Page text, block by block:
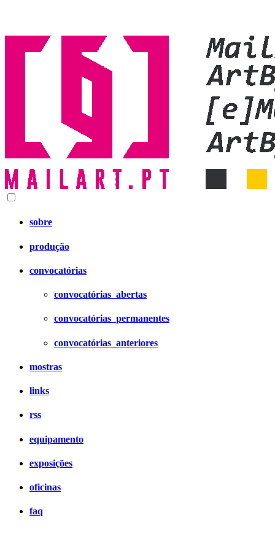
sobre
produção
convocatórias
convocatórias_abertas
convocatórias_permanentes
convocatórias_anteriores
mostras
links
rss
equipamento
exposições
oficinas
faq